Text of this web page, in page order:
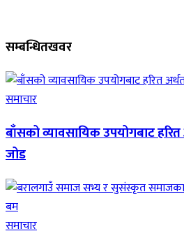
सम्बन्धितखवर
समाचार
बाँसको व्यावसायिक उपयोगबाट हरित
जोड
समाचार